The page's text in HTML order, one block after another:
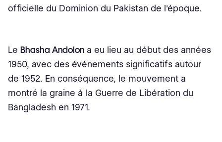
officielle du Dominion du Pakistan de l'époque.
Le Bhasha Andolon a eu lieu au début des années
1950, avec des événements significatifs autour
de 1952. En conséquence, le mouvement a
montré la graine à la Guerre de Libération du
Bangladesh en 1971.